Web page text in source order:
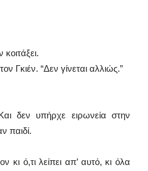
Γκιέν. “Δεν γίνεται αλλιώς.”
δεν υπήρχε ειρωνεία στην
παιδί.
κι ό,τι λείπει απ’ αυτό, κι όλα